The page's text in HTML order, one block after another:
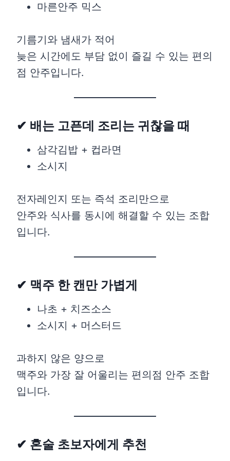
마른안주 믹스
기름기와 냄새가 적어
늦은 시간에도 부담 없이 즐길 수 있는 편의
점 안주입니다.
✔ 배는 고픈데 조리는 귀찮을 때
삼각김밥 + 컵라면
소시지
전자레인지 또는 즉석 조리만으로
안주와 식사를 동시에 해결할 수 있는 조합
입니다.
✔ 맥주 한 캔만 가볍게
나초 + 치즈소스
소시지 + 머스터드
과하지 않은 양으로
맥주와 가장 잘 어울리는 편의점 안주 조합
입니다.
✔ 혼술 초보자에게 추천